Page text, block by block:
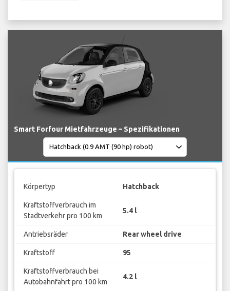
Smart Forfour Mietfahrzeuge – Spezifikationen
Körpertyp Hatchback
Kraftstoffverbrauch im
Stadtverkehr pro 100 km
5.4 l
Antriebsräder Rear wheel drive
Kraftstoff 95
Kraftstoffverbrauch bei
Autobahnfahrt pro 100 km
4.2 l